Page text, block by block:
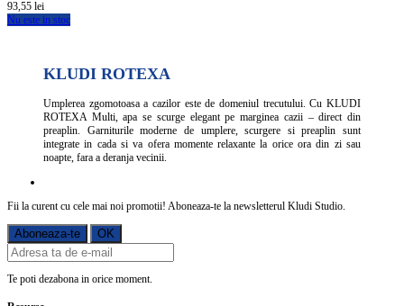
93,55 lei
Nu este in stoc
KLUDI ROTEXA
Umplerea zgomotoasa a cazilor este de domeniul trecutului. Cu KLUDI
ROTEXA Multi, apa se scurge elegant pe marginea cazii – direct din
preaplin. Garniturile moderne de umplere, scurgere si preaplin sunt
integrate in cada si va ofera momente relaxante la orice ora din zi sau
noapte, fara a deranja vecinii.
Fii la curent cu cele mai noi promotii! Aboneaza-te la newsletterul Kludi Studio.
Te poti dezabona in orice moment.